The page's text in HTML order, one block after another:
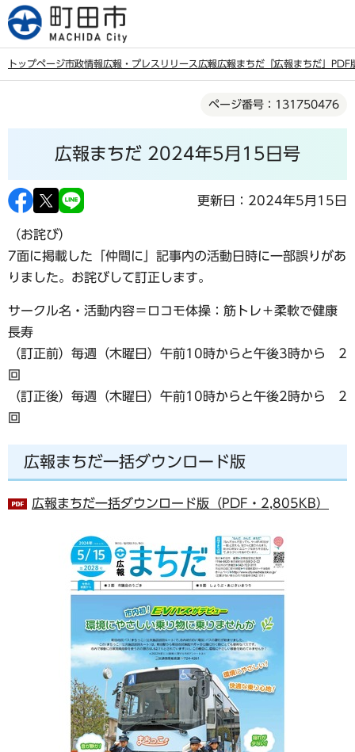
こ
の
す
トップページ市政情報広報・プレスリリース 広報広報まちだ 「広報まちだ」PDF
ら
ページ番号：131750476
広報まちだ 2024年5月15日号
更新日：2024年5月15日
（お詫び）
7面に掲載した「仲間に」記事内の活動日時に一部誤りがあ
りました。お詫びして訂正します。
サークル名・活動内容＝ロコモ体操：筋トレ＋柔軟で健康
長寿
（訂正前）毎週（木曜日）午前10時からと午後3時から 2
回
（訂正後）毎週（木曜日）午前10時からと午後2時から 2
回
広報まちだ一括ダウンロード版
広報まちだ一括ダウンロード版（PDF・2,805KB）